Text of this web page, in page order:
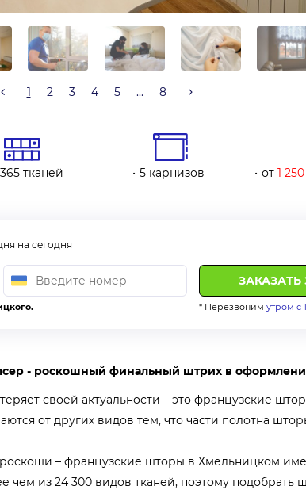
1 2 3 4 5 ... 8
тканей 5 карнизов от 1 250
на сегодня
* Перезвонимутром с
- роскошный финальный штрих в
своей актуальности – это французские
от других видов тем, что части полотна
– французские шторы в Хмельницком
чем из 24 300 видов тканей, поэтому подобрать